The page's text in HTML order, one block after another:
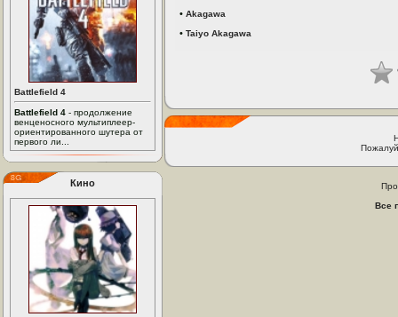
Battlefield 4
Battlefield 4 - продолжение
венценосного мультиплеер-
ориентированного шутера от
первого ли...
Кино
• Akagawa
• Taiyo Akagawa
Все